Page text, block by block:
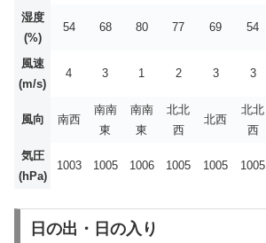
湿度
(%)
54 68 80 77 69 54
風速
(m/s)
4 3 1 2 3 3
風向 南西
南南
東
南南
東
北北
西
北西
北北
西
気圧
(hPa)
1003 1005 1006 1005 1005 1005
日の出・日の入り